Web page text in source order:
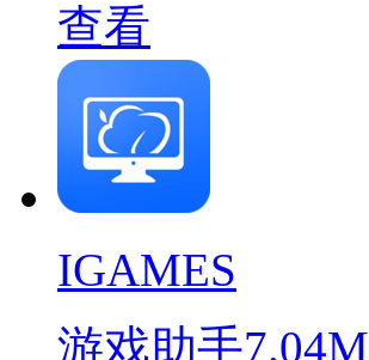
查看
IGAMES
游戏助手7.04M